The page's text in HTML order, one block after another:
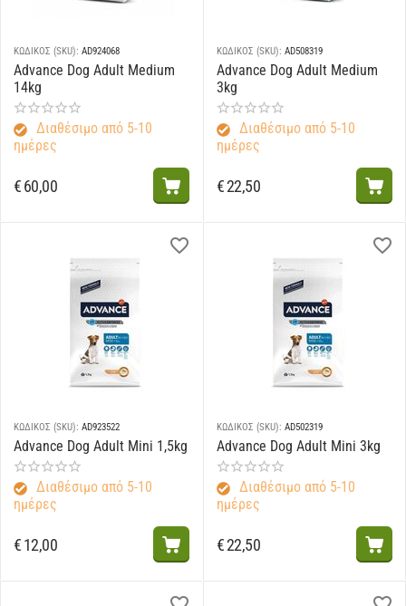
ΚΩΔΙΚΟΣ (SKU): AD924068
Advance Dog Adult Medium
14kg
Διαθέσιμο από 5-10
ημέρες
€60,00
ΚΩΔΙΚΟΣ (SKU): AD508319
Advance Dog Adult Medium
3kg
Διαθέσιμο από 5-10
ημέρες
€22,50
ΚΩΔΙΚΟΣ (SKU): AD923522
Advance Dog Adult Mini 1,5kg
Διαθέσιμο από 5-10
ημέρες
€12,00
ΚΩΔΙΚΟΣ (SKU): AD502319
Advance Dog Adult Mini 3kg
Διαθέσιμο από 5-10
ημέρες
€22,50